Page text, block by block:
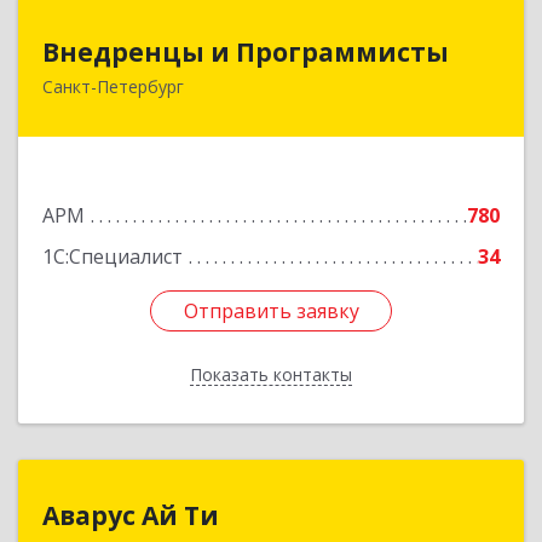
Внедренцы и Программисты
Санкт-Петербург
АРМ
780
1С:Специалист
34
Отправить заявку
Показать контакты
194044, Санкт-Петербург г, Финляндский пр-кт,
Отправить заявку
Назад
Аварус Ай Ти